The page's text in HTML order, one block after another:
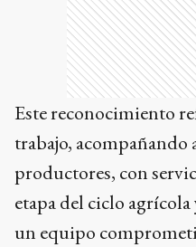
Este reconocimiento
trabajo, acompañando
productores, con
etapa del ciclo agrícola
un equipo